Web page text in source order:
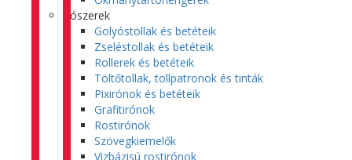
Írószerek
Golyóstollak és betéteik
Zseléstollak és betéteik
Rollerek és betéteik
Töltőtollak, tollpatronok és tinták
Pixirónok és betéteik
Grafitirónok
Rostirónok
Szövegkiemelők
Vizbázisú rostirónok